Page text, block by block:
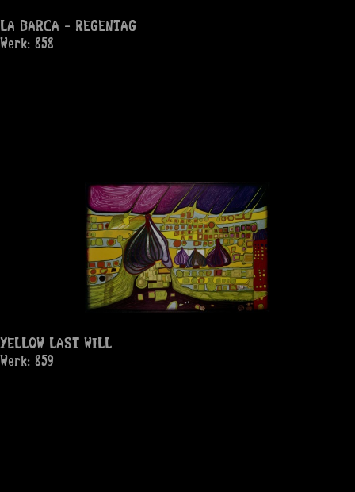
LA BARCA - REGENTAG
Werk: 858
YELLOW LAST WILL
Werk: 859